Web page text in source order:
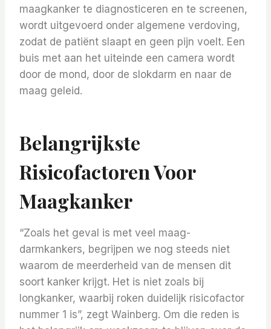
maagkanker te diagnosticeren en te screenen,
wordt uitgevoerd onder algemene verdoving,
zodat de patiënt slaapt en geen pijn voelt. Een
buis met aan het uiteinde een camera wordt
door de mond, door de slokdarm en naar de
maag geleid.
Belangrijkste
Risicofactoren Voor
Maagkanker
“Zoals het geval is met veel maag-
darmkankers, begrijpen we nog steeds niet
waarom de meerderheid van de mensen dit
soort kanker krijgt. Het is niet zoals bij
longkanker, waarbij roken duidelijk risicofactor
nummer 1 is”, zegt Wainberg. Om die reden is